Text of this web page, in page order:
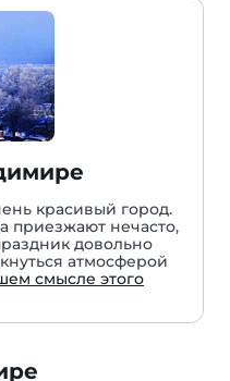
красивый город.
приезжают нечасто,
довольно
атмосферой
смысле этого